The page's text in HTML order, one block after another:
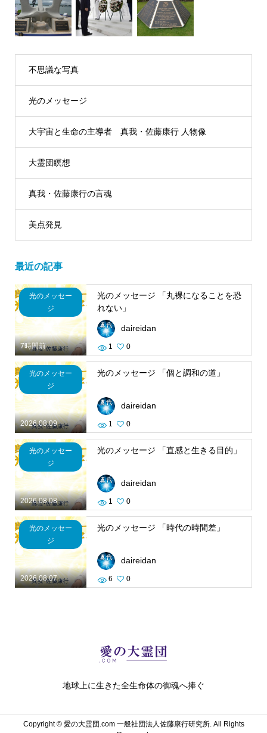
不思議な写真
光のメッセージ
大宇宙と生命の主導者 真我・佐藤康行 人物像
大霊団瞑想
真我・佐藤康行の言魂
美点発見
最近の記事
7時間前
光のメッセー
ジ
光のメッセージ 「丸裸になることを恐
れない」
daireidan
1 0
2026.08.09
光のメッセー
ジ
光のメッセージ 「個と調和の道」
daireidan
1 0
2026.08.08
光のメッセー
ジ
光のメッセージ 「直感と生きる目的」
daireidan
1 0
2026.08.07
光のメッセー
ジ
光のメッセージ 「時代の時間差」
daireidan
6 0
地球上に生きた全生命体の御魂へ捧ぐ
Copyright ©愛の大霊団.com 一般社団法人佐藤康行研究所. All Rights